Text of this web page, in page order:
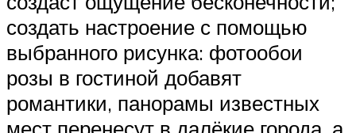
создать настроение с помощью
выбранного рисунка: фотообои
розы в гостиной добавят
романтики, панорамы известных
мест перенесут в далёкие города, а